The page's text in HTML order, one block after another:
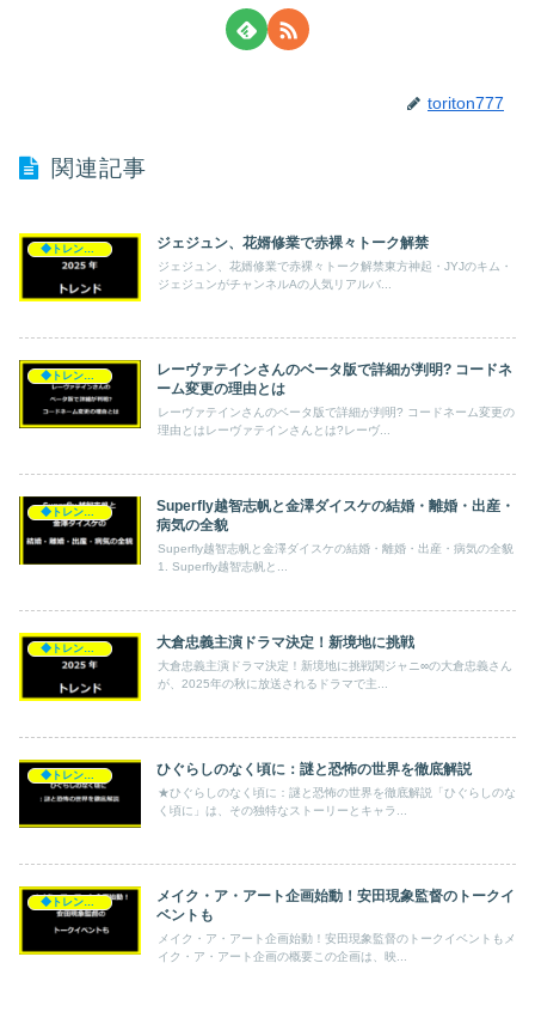
toriton777
関連記事
ジェジュン、花婿修業で赤裸々トーク解禁
ジェジュン、花婿修業で赤裸々トーク解禁東方神起・JYJのキム・
ジェジュンがチャンネルAの人気リアルバ...
レーヴァテインさんのベータ版で詳細が判明? コードネ
ーム変更の理由とは
レーヴァテインさんのベータ版で詳細が判明? コードネーム変更の
理由とはレーヴァテインさんとは?レーヴ...
Superfly越智志帆と金澤ダイスケの結婚・離婚・出産・
病気の全貌
Superfly越智志帆と金澤ダイスケの結婚・離婚・出産・病気の全貌
1. Superfly越智志帆と...
大倉忠義主演ドラマ決定！新境地に挑戦
大倉忠義主演ドラマ決定！新境地に挑戦関ジャニ∞の大倉忠義さん
が、2025年の秋に放送されるドラマで主...
ひぐらしのなく頃に：謎と恐怖の世界を徹底解説
★ひぐらしのなく頃に：謎と恐怖の世界を徹底解説「ひぐらしのな
く頃に」は、その独特なストーリーとキャラ...
メイク・ア・アート企画始動！安田現象監督のトークイ
ベントも
メイク・ア・アート企画始動！安田現象監督のトークイベントもメ
イク・ア・アート企画の概要この企画は、映...